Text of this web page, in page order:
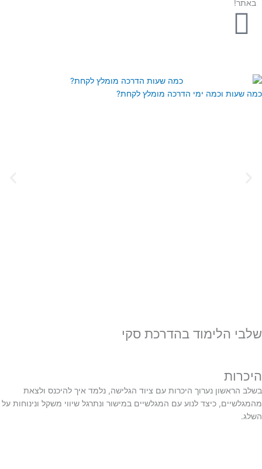
באתר!
כמה שעות וכמה ימי הדרכה מומלץ לקחת?
שלבי הלימוד בהדרכת סקי
היכרות
בשלב הראשון נערוך היכרות עם ציוד הגלישה, נלמד איך להיכנס ולצאת
מהמגלשיים, כיצד לנוע עם המגלשיים במישור ונתרגל שיווי משקל ונינוחות על
השלג.